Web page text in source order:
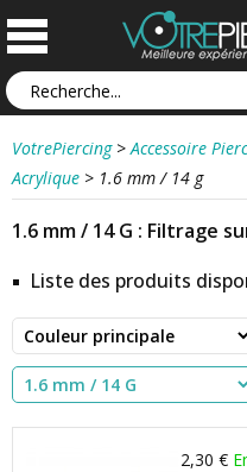
VotrePiercing > Accessoire
Acrylique > 1.6 mm / 14 g
1.6 mm / 14 G : Filtrage
Liste des produits
2,30 €